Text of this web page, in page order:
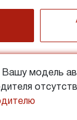
модель